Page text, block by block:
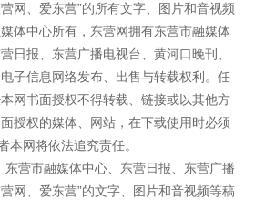
网、爱东营”的所有文字、图片和音视频
体中心所有，东营网拥有东营市融媒体
日报、东营广播电视台、黄河口晚刊、
子信息网络发布、出售与转载权利。任
网书面授权不得转载、链接或以其他方
授权的媒体、网站，在下载使用时必须
本网将依法追究责任。
营市融媒体中心、东营日报、东营广播
网、爱东营”的文字、图片和音视频等稿